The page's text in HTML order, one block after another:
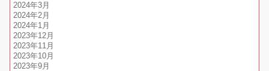
2024年3月
2024年2月
2024年1月
2023年12月
2023年11月
2023年10月
2023年9月